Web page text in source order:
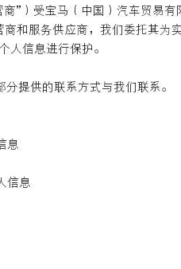
”）受宝马（中国）汽车贸易
和服务供应商，我们委托其
人信息进行保护。
提供的联系方式与我们联系。
息
信息